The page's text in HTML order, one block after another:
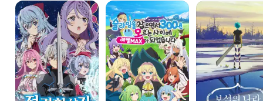
정령환상기
슬라임을
잡으면서
300년,
모르는
사이에
레벨MAX가
되었습니다
보석의
나라